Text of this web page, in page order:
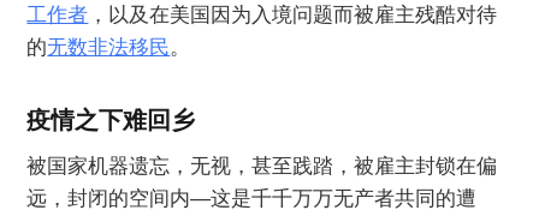
工作者 ，以及在美国因为入境问题而被雇主残酷对待
的无数非法移民。
疫情之下难回乡
被国家机器遗忘，无视，甚至践踏，被雇主封锁在偏
远，封闭的空间内—这是千千万万无产者共同的遭